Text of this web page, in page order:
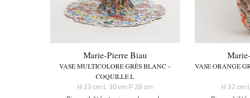
Marie-Pierre Biau
VASE MULTICOLORE GRÈS BLANC –
COQUILLE L
H 23 cm L 30 cm P 28 cm
VASE ORANGE
H 32 cm